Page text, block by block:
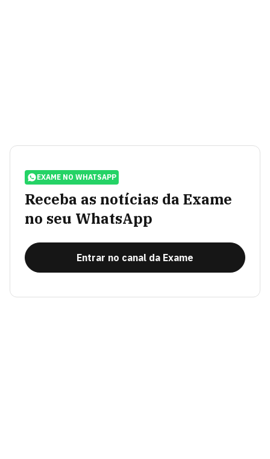
EXAME NO WHATSAPP
Receba as notícias da Exame
no seu WhatsApp
Entrar no canal da Exame